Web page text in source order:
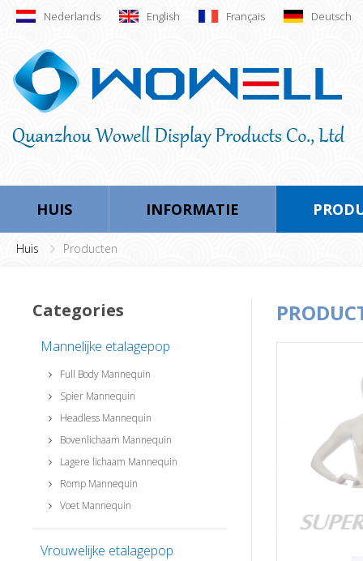
Nederlands English Français Deutsch
HUIS INFORMATIE
Huis Producten
Categories
Mannelijke etalagepop
Full Body Mannequin
Spier Mannequin
Headless Mannequin
Bovenlichaam Mannequin
Lagere lichaam Mannequin
Romp Mannequin
Voet Mannequin
Vrouwelijke etalagepop